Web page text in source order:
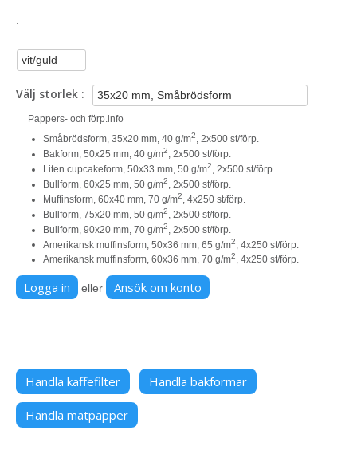
Välj storlek
Pappers- och förp.info
Småbrödsform, 35x20 mm, 40 g/m2
, 2x500 st/förp.
Bakform, 50x25 mm, 40 g/m2
, 2x500 st/förp.
Liten cupcakeform, 50x33 mm, 50 g/m2
, 2x500 st/förp.
Bullform, 60x25 mm, 50 g/m2
, 2x500 st/förp.
Muffinsform, 60x40 mm, 70 g/m2
, 4x250 st/förp.
Bullform, 75x20 mm, 50 g/m2
, 2x500 st/förp.
Bullform, 90x20 mm, 70 g/m2
, 2x500 st/förp.
Amerikansk muffinsform, 50x36 mm, 65 g/m2
, 4x250 st/förp.
Amerikansk muffinsform, 60x36 mm, 70 g/m2 , 4x250 st/förp.
Logga in eller Ansök om konto
Handla kaffefilter Handla bakformar
Handla matpapper